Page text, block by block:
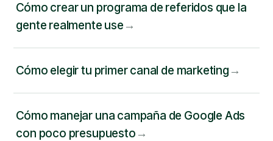
Cómo crear un programa de referidos que la
gente realmente use
Cómo elegir tu primer canal de marketing
Cómo manejar una campaña de Google Ads
con poco presupuesto